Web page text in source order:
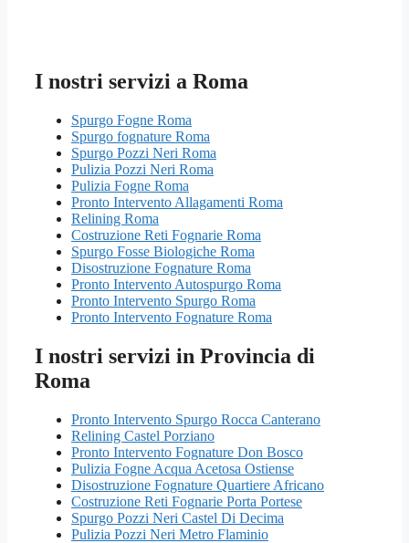
I nostri servizi a Roma
Spurgo Fogne Roma
Spurgo fognature Roma
Spurgo Pozzi Neri Roma
Pulizia Pozzi Neri Roma
Pulizia Fogne Roma
Pronto Intervento Allagamenti Roma
Relining Roma
Costruzione Reti Fognarie Roma
Spurgo Fosse Biologiche Roma
Disostruzione Fognature Roma
Pronto Intervento Autospurgo Roma
Pronto Intervento Spurgo Roma
Pronto Intervento Fognature Roma
I nostri servizi in Provincia di
Roma
Pronto Intervento Spurgo Rocca Canterano
Relining Castel Porziano
Pronto Intervento Fognature Don Bosco
Pulizia Fogne Acqua Acetosa Ostiense
Disostruzione Fognature Quartiere Africano
Costruzione Reti Fognarie Porta Portese
Spurgo Pozzi Neri Castel Di Decima
Pulizia Pozzi Neri Metro Flaminio